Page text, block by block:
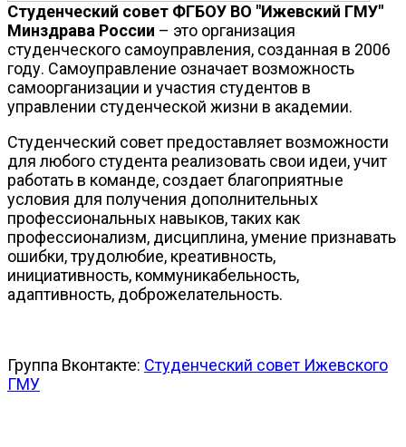
Студенческий совет ФГБОУ ВО "Ижевский ГМУ"
Минздрава России – это организация
студенческого самоуправления, созданная в 2006
году. Самоуправление означает возможность
самоорганизации и участия студентов в
управлении студенческой жизни в академии.
Студенческий совет предоставляет возможности
для любого студента реализовать свои идеи, учит
работать в команде, создает благоприятные
условия для получения дополнительных
профессиональных навыков, таких как
профессионализм, дисциплина, умение признавать
ошибки, трудолюбие, креативность,
инициативность, коммуникабельность,
адаптивность, доброжелательность.
Группа Вконтакте: Студенческий совет Ижевского
ГМУ